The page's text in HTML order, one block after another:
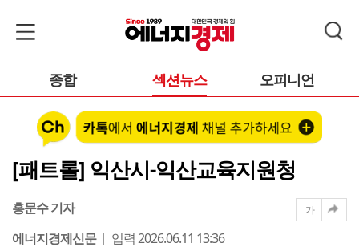
종합 섹션뉴스 오피니언
[패트롤] 익산시-익산교육지원청
홍문수 기자
에너지경제신문
입력 2026.06.11 13:36
가